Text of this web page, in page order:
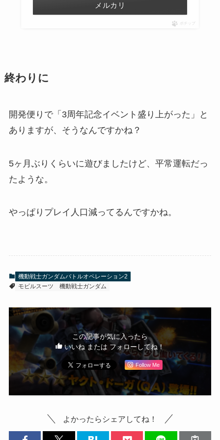
メルカリ
ポチップ
終わりに
開発便りで「3周年記念イベント盛り上がった」と
ありますが、そうなんですかね？
5ヶ月ぶりくらいに遊びましたけど、平常運転だっ
たような。
やっぱりプレイ人口減ってるんですかね。
機動戦士ガンダムバトルオペレーション2
モビルスーツ
機動戦士ガンダム
この記事が気に入ったら
いいね または フォローしてね！
Follow Me
よかったらシェアしてね！